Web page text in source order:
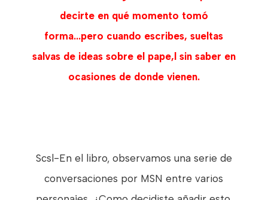
decirte en qué momento tomó
forma...pero cuando escribes, sueltas
salvas de ideas sobre el pape,l sin saber en
ocasiones de donde vienen.
Scsl-En el libro, observamos una serie de
conversaciones por MSN entre varios